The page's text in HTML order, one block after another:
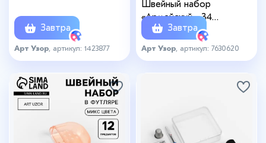
Завтра
Арт Узор , артикул: 1423877
Швейный набор
«Армейский», 34
предмета
Завтра
Арт Узор , артикул: 7630620